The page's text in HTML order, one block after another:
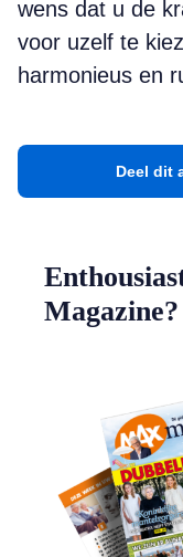
wens dat u de
voor uzelf te
harmonieus en
Deel dit
Magazine?